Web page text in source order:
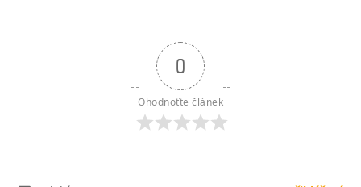
0
Ohodnoťte článek